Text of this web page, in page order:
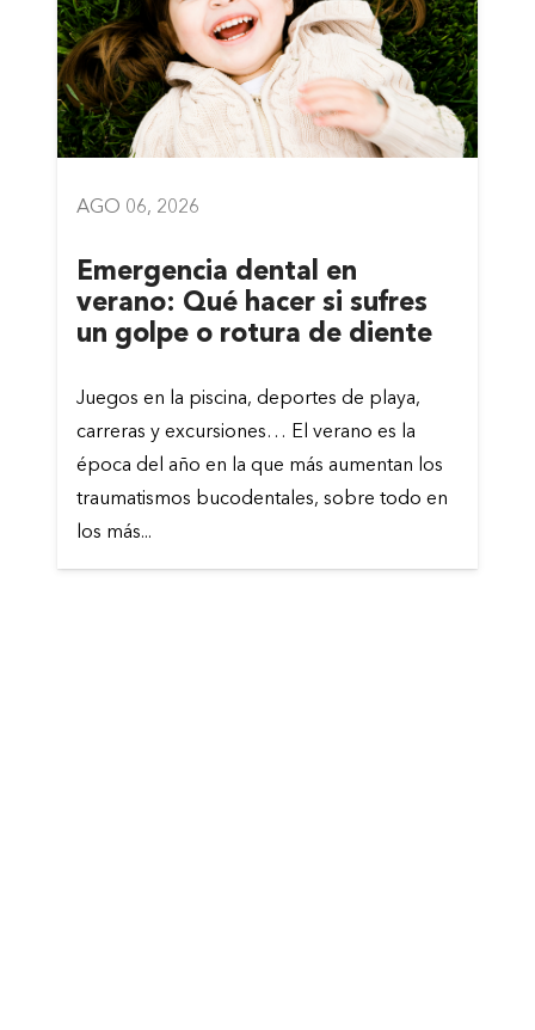
AGO 06, 2026
Emergencia dental en
verano: Qué hacer si sufres
un golpe o rotura de diente
Juegos en la piscina, deportes de playa,
carreras y excursiones… El verano es la
época del año en la que más aumentan los
traumatismos bucodentales, sobre todo en
los más...